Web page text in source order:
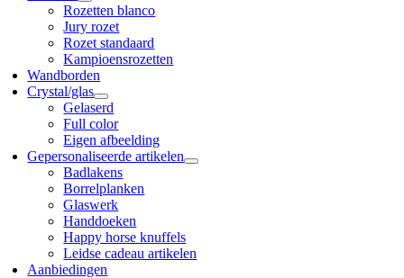
Rozetten blanco
Jury rozet
Rozet standaard
Kampioensrozetten
Wandborden
Crystal/glas
Gelaserd
Full color
Eigen afbeelding
Gepersonaliseerde artikelen
Badlakens
Borrelplanken
Glaswerk
Handdoeken
Happy horse knuffels
Leidse cadeau artikelen
Aanbiedingen